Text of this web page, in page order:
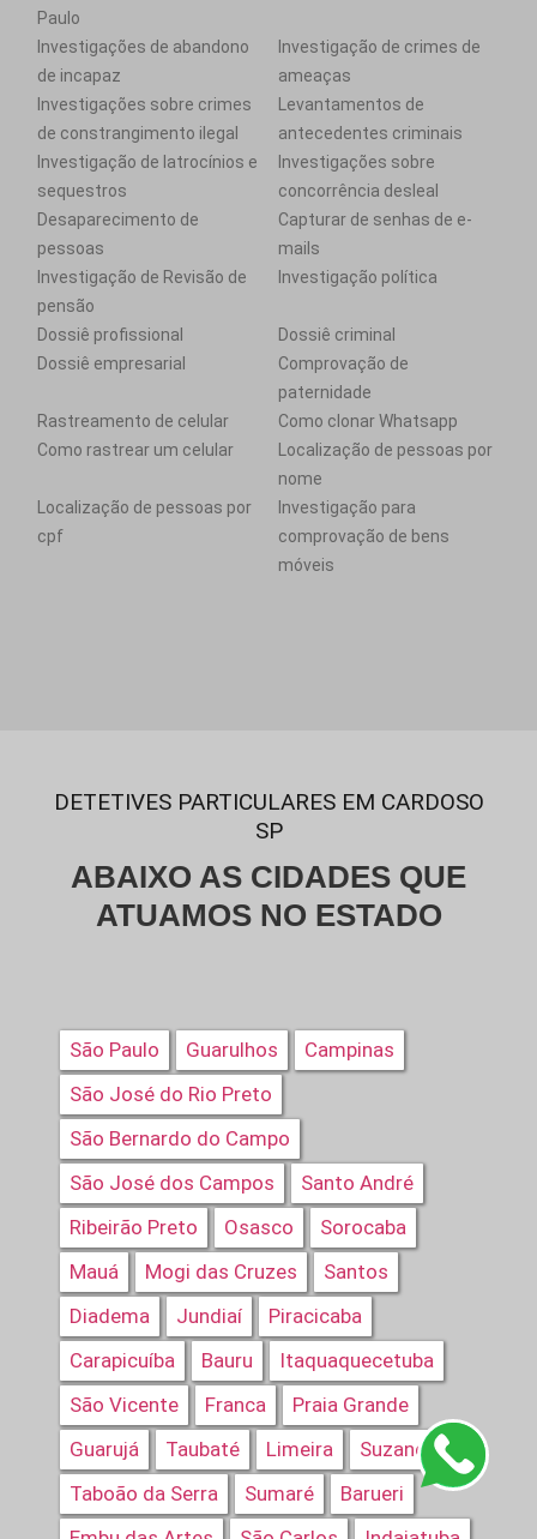
Paulo
Investigações de abandono
de incapaz
Investigação de crimes de
ameaças
Investigações sobre crimes
de constrangimento ilegal
Levantamentos de
antecedentes criminais
Investigação de latrocínios e
sequestros
Investigações sobre
concorrência desleal
Desaparecimento de
pessoas
Capturar de senhas de e-
mails
Investigação de Revisão de
pensão
Investigação política
Dossiê profissional
Dossiê criminal
Dossiê empresarial
Comprovação de
paternidade
Rastreamento de celular
Como clonar Whatsapp
Como rastrear um celular
Localização de pessoas por
nome
Localização de pessoas por
cpf
Investigação para
comprovação de bens
móveis
DETETIVES PARTICULARES EM CARDOSO
SP
ABAIXO AS CIDADES QUE
ATUAMOS NO ESTADO
São Paulo Guarulhos
Campinas
São José do Rio Preto
São Bernardo do Campo
São José dos Campos
Santo André
Ribeirão Preto
Osasco
Sorocaba
Mauá
Mogi das Cruzes
Santos
Diadema
Jundiaí
Piracicaba
Carapicuíba
Bauru
Itaquaquecetuba
São Vicente
Franca
Praia Grande
Guarujá
Taubaté Limeira
Suzano
Taboão da Serra
Sumaré
Barueri